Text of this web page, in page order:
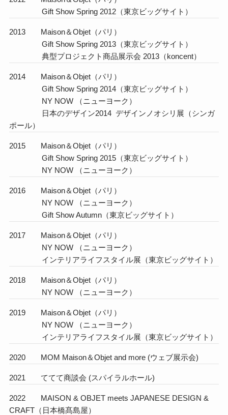
Gift Show Spring 2012（東京ビッグサイト）
2013 Maison＆Objet（パリ）
Gift Show Spring 2013（東京ビッグサイト）
典型プロジェクト商品展示会 2013（koncent）
2014 Maison＆Objet（パリ）
Gift Show Spring 2014（東京ビッグサイト）
NY NOW （ニューヨーク）
日本のデザイン2014 デザインノオシリ展（シンガ
ポール）
2015 Maison＆Objet（パリ）
Gift Show Spring 2015（東京ビッグサイト）
NY NOW （ニューヨーク）
2016 Maison＆Objet（パリ）
NY NOW （ニューヨーク）
Gift Show Autumn（東京ビッグサイト）
2017 Maison＆Objet（パリ）
NY NOW （ニューヨーク）
インテリアライフスタイル展（東京ビッグサイト）
2018 Maison＆Objet（パリ）
NY NOW （ニューヨーク）
2019 Maison＆Objet（パリ）
NY NOW （ニューヨーク）
インテリアライフスタイル展（東京ビッグサイト）
2020 MOM Maison＆Objet and more (ウェブ展示会)
2021 ててて商談会 (スパイラルホール)
2022 MAISON & OBJET meets JAPANESE DESIGN &
CRAFT（日本橋髙島屋）